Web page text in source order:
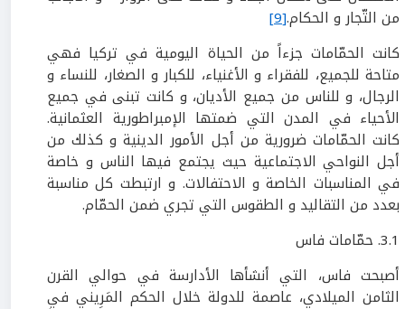
من التّجار و الحكام.[9]
كانت الحمّامات جزءاً من الحياة اليومية في تركيا فهي
متاحة للجميع، للفقراء و الأغنياء، للكبار و الصغار، للنساء و
الرجال، و للناس من جميع الأديان، و كانت تبنى في جميع
الأحياء في المدن التي ضمتها الإمبراطورية العثمانية.
كانت الحمّامات ضرورية من أجل الأمور الدينية و كذلك من
أجل النواحي الاجتماعية حيث يجتمع فيها الناس و خاصة
في المناسبات الخاصة و الاحتفالات. و ارتبطت كل مناسبة
بعدد من التقاليد و الطقوس التي تجري ضمن الحمّام.
3.1. حمّامات فاس
أصبحت فاس، التي أنشأها الأدارسة في حوالي القرن
الثامن الميلادي، عاصمة للدولة خلال الحكم المَرِيني في